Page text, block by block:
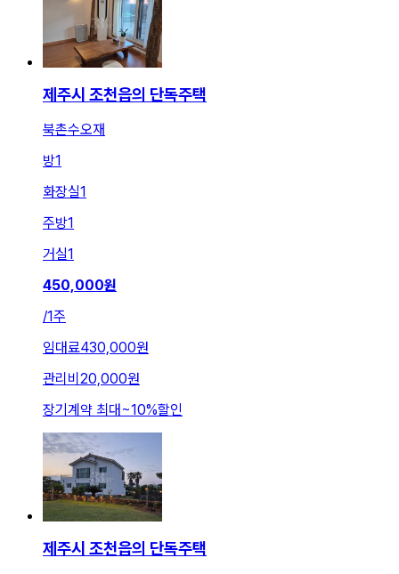
제주시 조천읍의 단독주택
북촌수오재
방1
화장실1
주방1
거실1
450,000원
/1주
임대료430,000원
관리비 20,000원
장기계약 최대 ~10%할인
제주시 조천읍의 단독주택